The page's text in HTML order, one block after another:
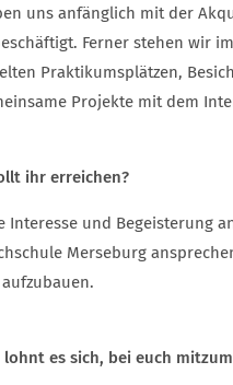
uns anfänglich mit der
Ferner stehen wir
Praktikumsplätzen,
Projekte mit dem
ihr erreichen?
Interesse und Begeisterung
Merseburg
lohnt es sich, bei euch